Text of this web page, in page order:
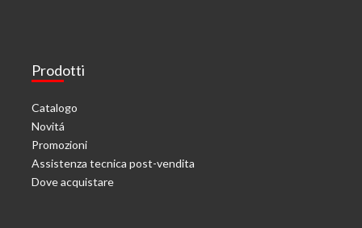
Prodotti
Catalogo
Novitá
Promozioni
Assistenza tecnica post-vendita
Dove acquistare